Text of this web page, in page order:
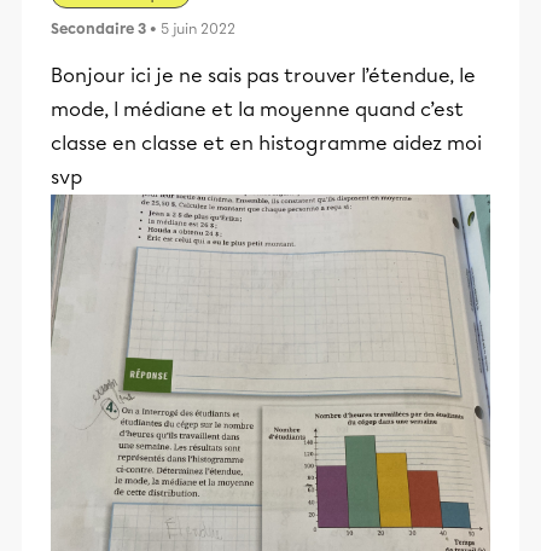
Secondaire 3 • 5 juin 2022
Bonjour ici je ne sais pas trouver l’étendue, le
mode, l médiane et la moyenne quand c’est
classe en classe et en histogramme aidez moi
svp